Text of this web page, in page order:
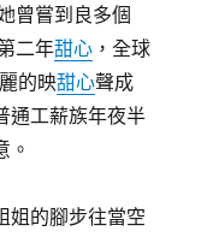
嘗到良多個
二年甜心 ，全球
的映甜心聲成
通工薪族年夜半
。
的腳步往當空